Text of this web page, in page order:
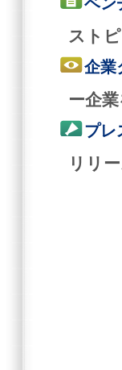
スト
企業
ー企業
プレ
リリ